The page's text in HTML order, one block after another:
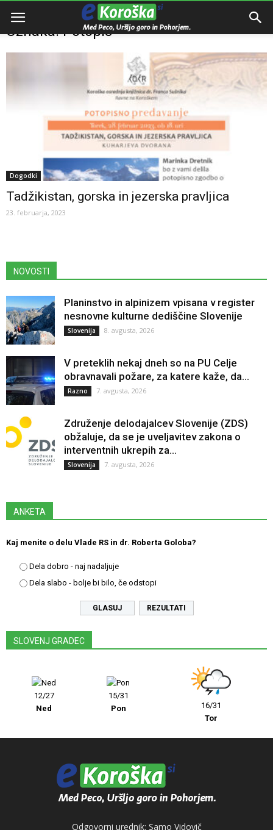
Domov Potopis
Oznaka: Potopis
Dogodki
Tadžikistan, gorska in jezerska pravljica
23. februarja, 2023
NOVOSTI
Planinstvo in alpinizem vpisana v register
nesnovne kulturne dediščine Slovenije
Slovenija 8. avgusta, 2026
V preteklih nekaj dneh so na PU Celje
obravnavali požare, za katere kaže, da...
Razno 7. avgusta, 2026
Združenje delodajalcev Slovenije (ZDS)
obžaluje, da se je uveljavitev zakona o
interventnih ukrepih za...
Slovenija 7. avgusta, 2026
ANKETA
Kaj menite o delu Vlade RS in dr. Roberta Goloba?
Dela dobro - naj nadaljuje
Dela slabo - bolje bi bilo, če odstopi
REZULTATI
SLOVENJ GRADEC
12/27
Ned
15/31
Pon
16/31
Tor
Odgovorni urednik: Samo Vidovič